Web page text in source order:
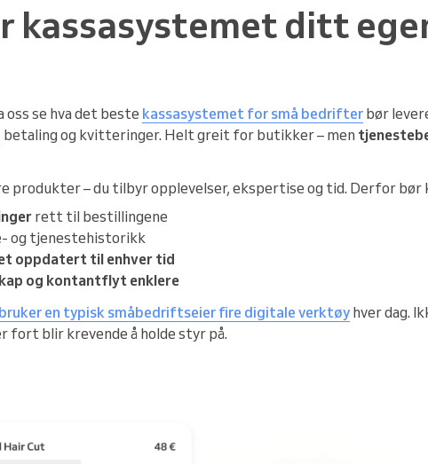
kassasystemet ditt
oss se hva det beste kassasystemet for små bedrifter bør
betaling og kvitteringer. Helt greit for butikker – men
produkter – du tilbyr opplevelser, ekspertise og tid. Derfor bør
rett til bestillingene
og tjenestehistorikk
oppdatert til enhver tid
og kontantflyt enklere
bruker en typisk småbedriftseier fire digitale verktøy hver dag.
fort blir krevende å holde styr på.